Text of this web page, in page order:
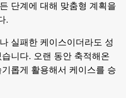
단계에 대해 맞춤형 계획을
.
실패한 케이스이더라도 성
니다. 오랜 동안 축적해온
롭게 활용해서 케이스를 승